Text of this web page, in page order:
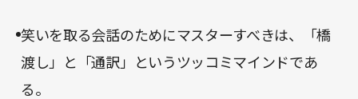
笑いを取る会話のためにマスターすべきは、「橋
渡し」と「通訳」というツッコミマインドであ
る。